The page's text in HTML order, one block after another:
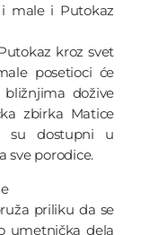
male i Putokaz
kroz svet
posetioci će
dožive
zbirka Matice
su dostupni u
sve porodice.
priliku da se
umetnička dela